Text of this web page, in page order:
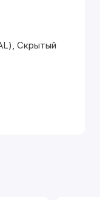
Скрытый